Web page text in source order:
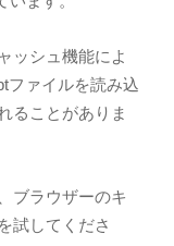
ッシュ機能によ
ファイルを読み込
ることがありま
ブラウザーのキ
試してくださ